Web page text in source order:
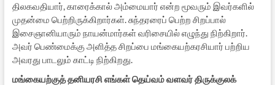
திலகவதியார், காரைக்கால் அம்மையார் என்ற மூவரும் இவர்களில்
முதன்மை பெற்றிருக்கிறார்கள். சுந்தரரைப் பெற்ற சிறப்பால்
இசைஞானியாரும் நாயன்மார்கள் வரிசையில் எழுந்து நிற்கிறார்.
அவர் பெண்மைக்கு அளித்த சிறப்பை மங்கையற்கரசியார் பற்றிய
அவரது பாடலும் காட்டி நிற்கிறது.
மங்கையற்குத் தனியரசி எங்கள் தெய்வம் வளவர் திருக்குலக்